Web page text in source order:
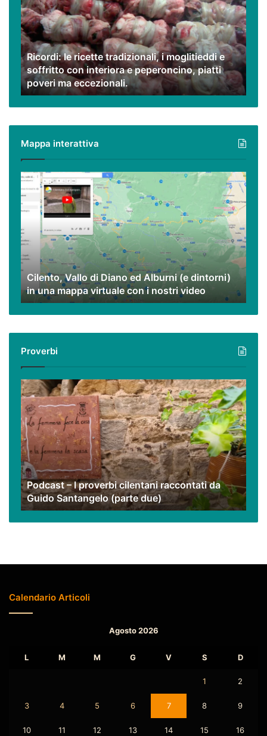
tradizionali,
i
moglitieddi
e
soffritto
con
interiora
e
peperoncino,
ma
eccezionali.
Ricordi: le ricette tradizionali, i moglitieddi e
soffritto con interiora e peperoncino, piatti
poveri ma eccezionali.
Mappa interattiva
Cilento,
Vallo
di
Diano
ed
Alburni
(e
dintorni)
una
mappa
virtuale
nostri
video
Cilento, Vallo di Diano ed Alburni (e dintorni)
in una mappa virtuale con i nostri video
Proverbi
Podcast
–
I
proverbi
cilentani
raccontati
da
Guido
Santangelo
(parte
due)
Podcast – I proverbi cilentani raccontati da
Guido Santangelo (parte due)
Calendario Articoli
Agosto 2026
L M M G V S D
1 2
3 4 5 6 7 8 9
10 11 12 13 14 15 16